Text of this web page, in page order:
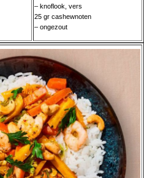
– knoflook, vers
25 gr cashewnoten
– ongezout